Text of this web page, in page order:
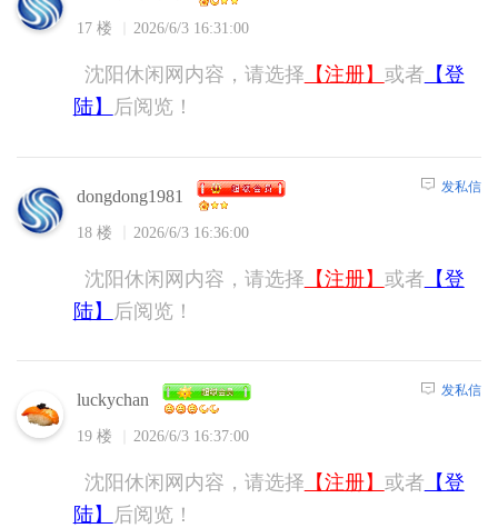
17 楼 2026/6/3 16:31:00
沈阳休闲网内容，请选择 【注册】 或者 【登
陆】
后阅览！
dongdong1981
18 楼 2026/6/3 16:36:00
发私信
沈阳休闲网内容，请选择 【注册】 或者 【登
陆】
后阅览！
luckychan
19 楼 2026/6/3 16:37:00
发私信
沈阳休闲网内容，请选择 【注册】 或者 【登
陆】
后阅览！